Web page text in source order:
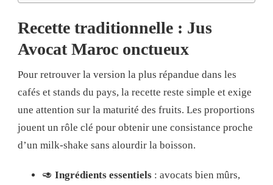
Recette traditionnelle : Jus
Avocat Maroc onctueux
Pour retrouver la version la plus répandue dans les
cafés et stands du pays, la recette reste simple et exige
une attention sur la maturité des fruits. Les proportions
jouent un rôle clé pour obtenir une consistance proche
d’un milk-shake sans alourdir la boisson.
🥑 Ingrédients essentiels : avocats bien mûrs,